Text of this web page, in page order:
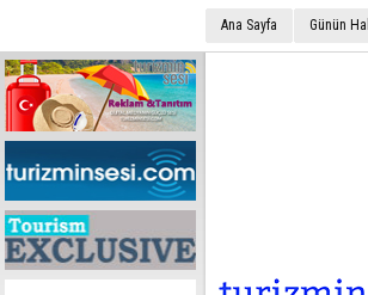
Ana Sayfa Günün